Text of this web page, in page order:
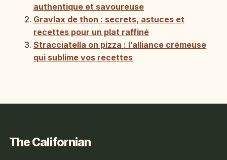
authentique et savoureuse
Gravlax de thon : secrets, astuces et
recettes pour un plat raffiné
Stracciatella on pizza : l’alliance crémeuse
qui sublime vos recettes
The Californian